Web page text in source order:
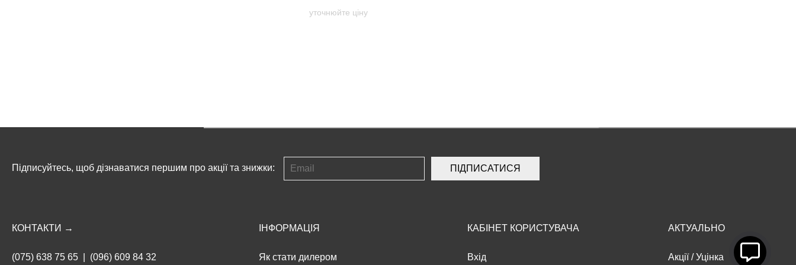
уточнюйте ціну
Підписуйтесь, щоб дізнаватися першим про акції та знижки: ПІДПИСАТИСЯ
КОНТАКТИ →
(075) 638 75 65 (096) 609 84 32
ІНФОРМАЦІЯ
Як стати дилером
КАБІНЕТ КОРИСТУВАЧА
Вхід
АКТУАЛЬНО
Акції/Уцінка